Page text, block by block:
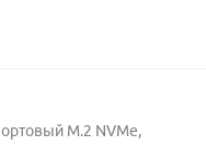
M.2 NVMe,